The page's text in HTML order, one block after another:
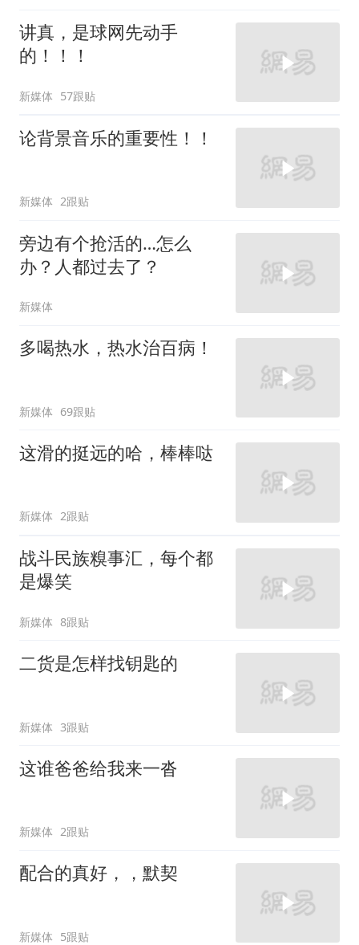
讲真，是球网先动手
的！！！
新媒体 57跟贴
论背景音乐的重要性！！
新媒体 2跟贴
旁边有个抢活的…怎么
办？人都过去了？
新媒体
多喝热水，热水治百病！
新媒体 69跟贴
这滑的挺远的哈，棒棒哒
新媒体 2跟贴
战斗民族糗事汇，每个都
是爆笑
新媒体 8跟贴
二货是怎样找钥匙的
新媒体 3跟贴
这谁爸爸给我来一沓
新媒体 2跟贴
配合的真好，，默契
新媒体 5跟贴